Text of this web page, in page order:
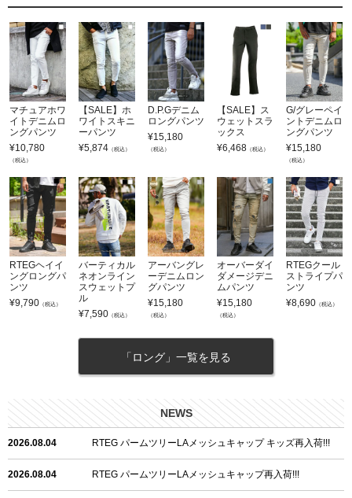
マチュアホワ
イトデニムロ
ングパンツ
¥10,780
（税込）
【SALE】ホ
ワイトスキニ
ーパンツ
¥5,874 （税込）
D.P.Gデニム
ロングパンツ
¥15,180
（税込）
【SALE】ス
ウェットスラ
ックス
¥6,468 （税込）
G/グレーペイ
ントデニムロ
ングパンツ
¥15,180
（税込）
RTEGヘイイ
ングロングパ
ンツ
¥9,790 （税込）
バーティカル
ネオンライン
スウェットプ
ル
¥7,590 （税込）
アーバングレ
ーデニムロン
グパンツ
¥15,180
（税込）
オーバーダイ
ダメージデニ
ムパンツ
¥15,180
（税込）
RTEGクール
ストライプパ
ンツ
¥8,690 （税込）
「ロング」一覧を見る
NEWS
2026.08.04 RTEG パームツリーLAメッシュキャップ キッズ再入荷!!!
2026.08.04 RTEG パームツリーLAメッシュキャップ再入荷!!!